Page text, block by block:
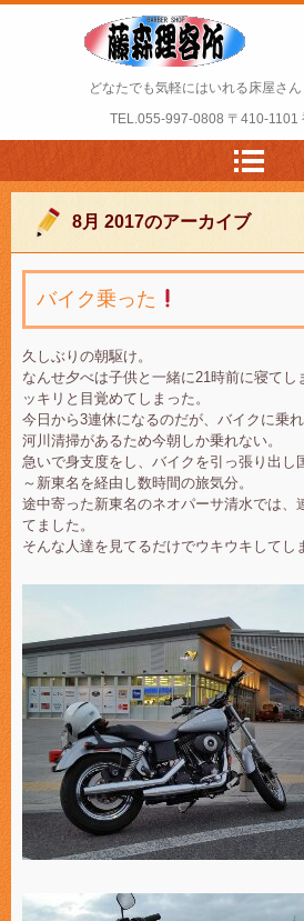
どなたでも気軽にはいれる床屋さん
TEL.055-997-0808 〒410-1101
8月 2017のアーカイブ
バイク乗った
久しぶりの朝駆け。
なんせ夕べは子供と一緒に21時前に寝てし
ッキリと目覚めてしまった。
今日から3連休になるのだが、バイクに乗
河川清掃があるため今朝しか乗れない。
急いで身支度をし、バイクを引っ張り出し
～新東名を経由し数時間の旅気分。
途中寄った新東名のネオパーサ清水では、
てました。
そんな人達を見てるだけでウキウキしてし